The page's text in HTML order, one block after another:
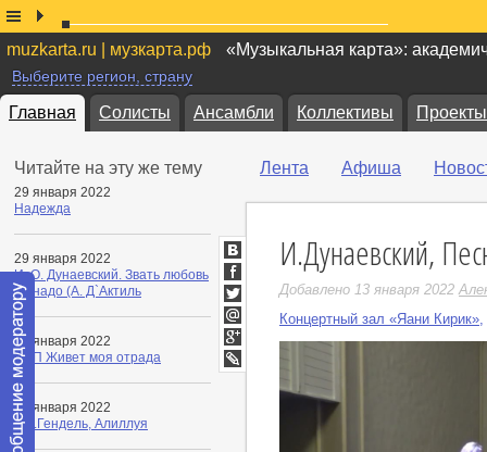
muzkarta.ru | музкарта.рф «Музыкальная карта»:
Выберите регион, страну
Главная Солисты Ансамбли Коллективы Проекты
Читайте на эту же тему
29 января 2022
Надежда
29 января 2022
И. О. Дунаевский. Звать любовь
не надо (А. Д`Актиль
14 января 2022
РНП Живет моя отрада
13 января 2022
Г.Ф.Гендель, Алиллуя
Лента Афиша
И.Дунаевский,
Добавлено 13 января 2022
Концертный зал «Яани Кирик»
ВКонтакте
Facebook
Twitter
Мой
Мир
Google+
LiveJournal